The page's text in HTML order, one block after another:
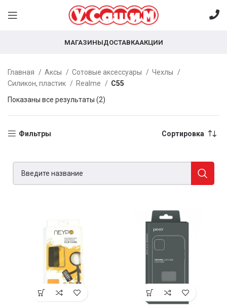
МАГАЗИНЫДОСТАВКААКЦИИ
Главная Аксы Сотовые аксессуары
Чехлы
Силикон, пластик
Realme
C55
Показаны все результаты (2)
Фильтры Сортировка